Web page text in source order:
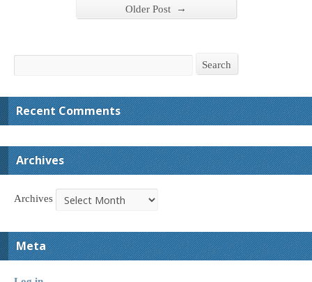
Older Post →
Search
Recent Comments
Archives
Archives
Meta